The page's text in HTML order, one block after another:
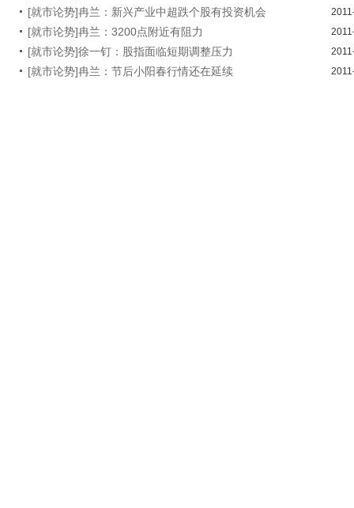
[就市论势]冉兰：新兴产业中超跌个股有投资机会
[就市论势]冉兰：3200点附近有阻力
[就市论势]徐一钉：股指面临短期调整压力
[就市论势]冉兰：节后小阳春行情还在延续